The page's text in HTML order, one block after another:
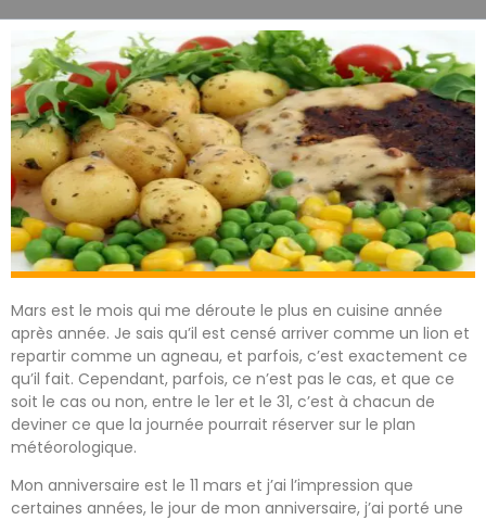
Mars est le mois qui me déroute le plus en cuisine année
après année. Je sais qu’il est censé arriver comme un lion et
repartir comme un agneau, et parfois, c’est exactement ce
qu’il fait. Cependant, parfois, ce n’est pas le cas, et que ce
soit le cas ou non, entre le 1er et le 31, c’est à chacun de
deviner ce que la journée pourrait réserver sur le plan
météorologique.
Mon anniversaire est le 11 mars et j’ai l’impression que
certaines années, le jour de mon anniversaire, j’ai porté une